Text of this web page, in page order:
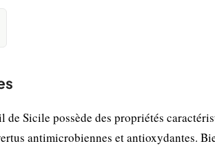
Sicile possède des propriétés
antimicrobiennes et antioxydantes.